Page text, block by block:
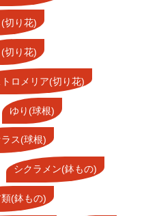
切り花)
切り花)
ロメリア(切り花)
ゆり(球根)
ス(球根)
シクラメン(鉢もの)
(鉢もの)